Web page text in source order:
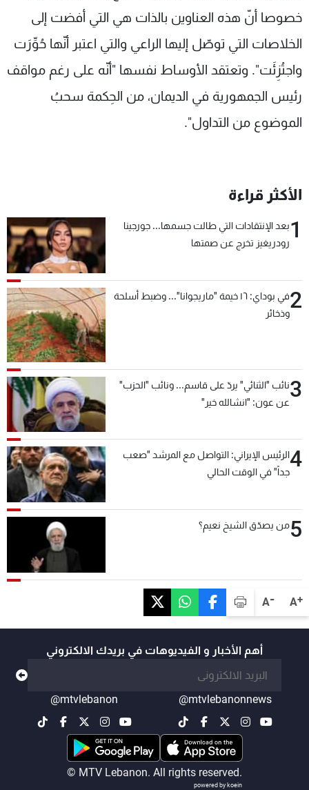
A+
A-
خصوصا أنّ هذه العناوين بالذات هي التي أفضت إلى
الخلاصات التي توصّل إليها الراعي والتي اعتبر أنّها حُوِّرَت
واجتُزِئَت". وتعتقد الأوساط نفسها "أنّه على رغم مواقف
رئيس الجمهورية في الديمان، من الحِكمة سحبُ
الموضوع من التداول".
الأكثر قراءة
1بعد الإنتقادات التي طالت جسمها... جورجينا
رودريغيز تخرج عن صمتها
2
في بوداي: ١٦ خيمة "ماريجوانا"... وضبط أسلحة
وذخائر
3نائب "الثنائي" يردّ على قاسم... ونائب "الحزب"
عن عون: "انشالله خير"
4الرئيس الإيراني: التواصل مع المرشد "صعب
جداً" في الوقت الحالي
5من يصدّق الشيخ نعيم؟
أهم الأخبار و الفيديوهات في بريدك الالكتروني
@mtvlebanonnews
@mtvlebanon
© MTV Lebanon. All rights reserved.
powered by koein